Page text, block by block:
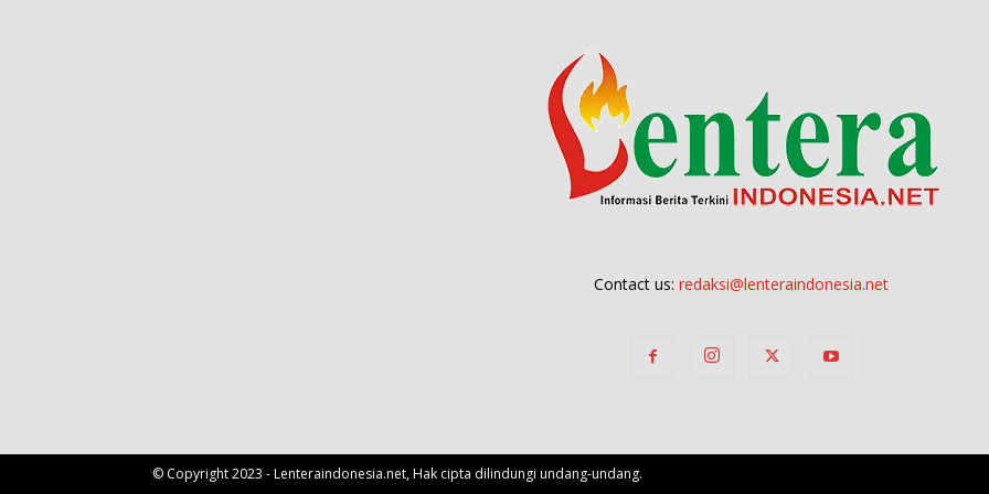
Contact us:redaksi@lenteraindonesia.net
© Copyright 2023 - Lenteraindonesia.net, Hak cipta dilindungi undang-undang.